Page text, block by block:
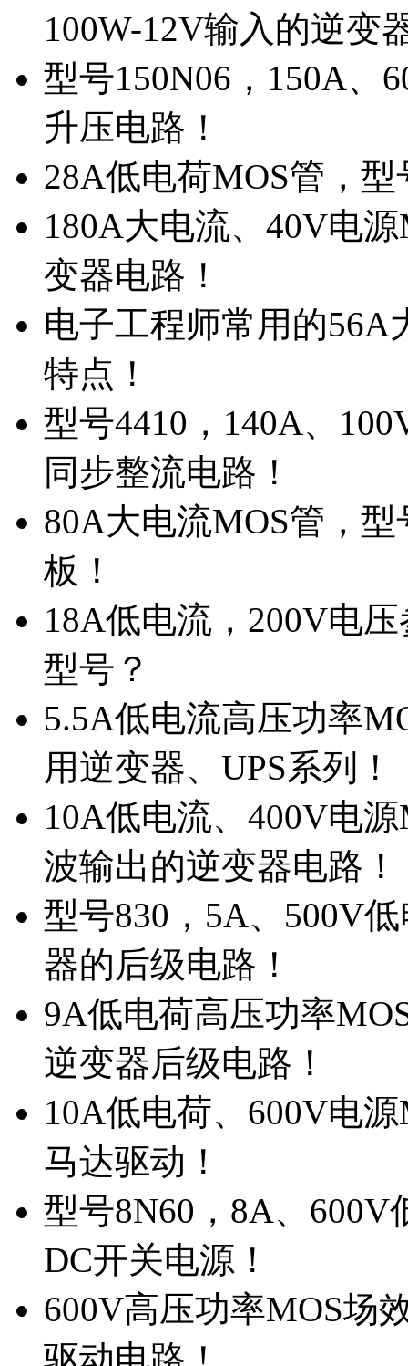
100W-12V输入的逆变
型号150N06，150A、
升压电路！
28A低电荷MOS管，
180A大电流、40V电
变器电路！
电子工程师常用的56A
特点！
型号4410，140A、
同步整流电路！
80A大电流MOS管，
板！
18A低电流，200V电
型号？
5.5A低电流高压功率
用逆变器、UPS系列！
10A低电流、400V电
波输出的逆变器电路！
型号830，5A、500V
器的后级电路！
9A低电荷高压功率
逆变器后级电路！
10A低电荷、600V电
马达驱动！
型号8N60，8A、
DC开关电源！
600V高压功率MOS场